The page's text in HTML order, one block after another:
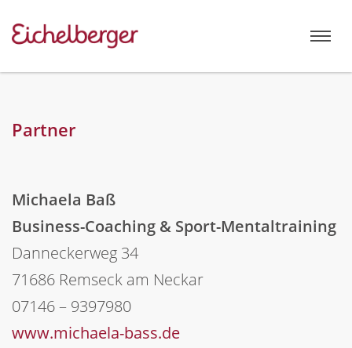
Partner
Michaela Baß
Business-Coaching & Sport-Mentaltraining
Danneckerweg 34
71686 Remseck am Neckar
07146 – 9397980
www.michaela-bass.de